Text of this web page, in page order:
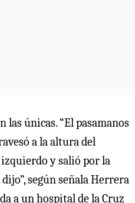
las únicas. “El pasamanos
a la altura del
y salió por la
según señala Herrera
a un hospital de la Cruz